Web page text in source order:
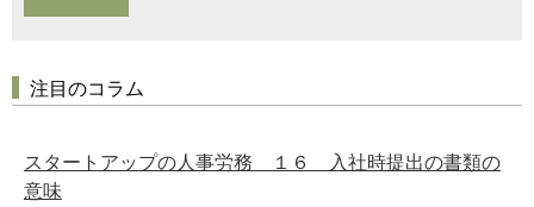
注目のコラム
スタートアップの人事労務 １６ 入社時提出の書類の
意味